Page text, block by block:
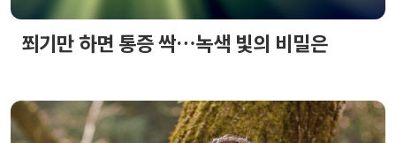
쬐기만 하면 통증 싹…녹색 빛의 비밀은